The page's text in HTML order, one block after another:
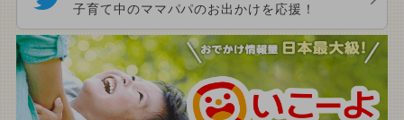
子育て中のママパパのお出かけを応援！